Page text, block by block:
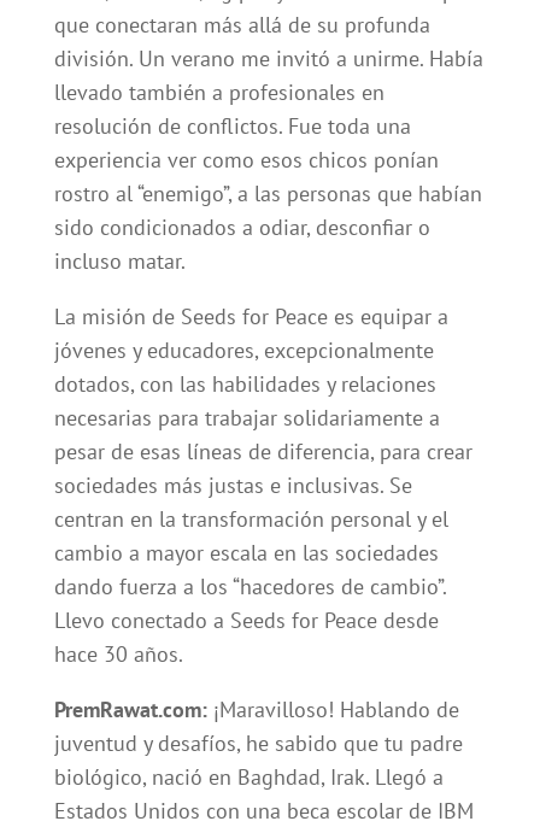
que conectaran más allá de su profunda
división. Un verano me invitó a unirme. Había
llevado también a profesionales en
resolución de conflictos. Fue toda una
experiencia ver como esos chicos ponían
rostro al “enemigo”, a las personas que habían
sido condicionados a odiar, desconfiar o
incluso matar.
La misión de Seeds for Peace es equipar a
jóvenes y educadores, excepcionalmente
dotados, con las habilidades y relaciones
necesarias para trabajar solidariamente a
pesar de esas líneas de diferencia, para crear
sociedades más justas e inclusivas. Se
centran en la transformación personal y el
cambio a mayor escala en las sociedades
dando fuerza a los “hacedores de cambio”.
Llevo conectado a Seeds for Peace desde
hace 30 años.
PremRawat.com:¡Maravilloso! Hablando de
juventud y desafíos, he sabido que tu padre
biológico, nació en Baghdad, Irak. Llegó a
Estados Unidos con una beca escolar de IBM